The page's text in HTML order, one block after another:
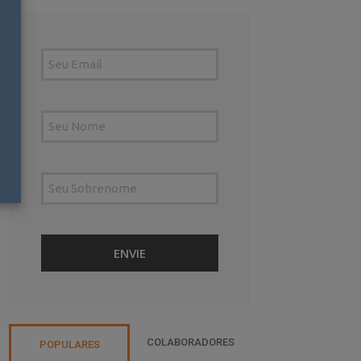
POPULARES COLABORADORES